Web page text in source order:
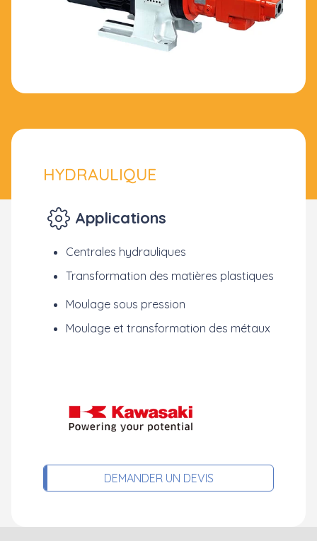
HYDRAULIQUE
Applications
Centrales hydrauliques
Transformation des matières plastiques
Moulage sous pression
Moulage et transformation des métaux
DEMANDER UN DEVIS